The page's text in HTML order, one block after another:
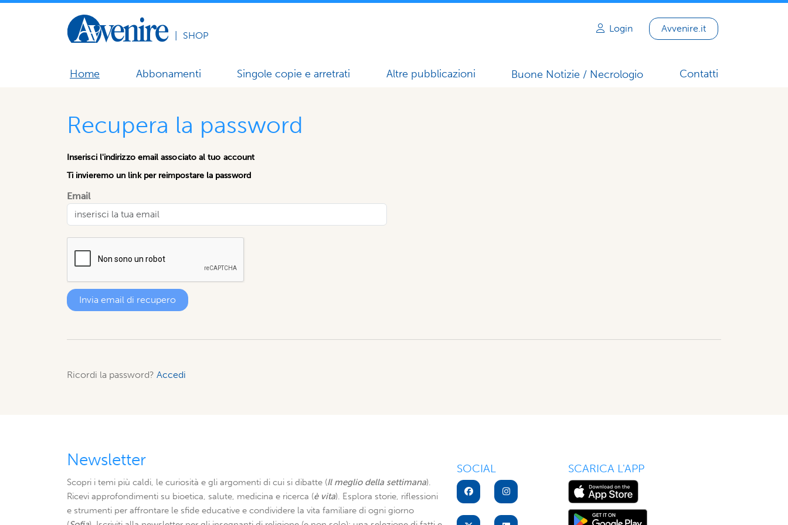
SHOP
Login Avvenire.it
Home Abbonamenti Singole copie e arretrati Altre pubblicazioni Buone Notizie / Necrologio Contatti
Recupera la password
Inserisci l'indirizzo email associato al tuo account
Ti invieremo un link per reimpostare la password
Email
Ricordi la password? Accedi
Newsletter
Scopri i temi più caldi, le curiosità e gli argomenti di cui si dibatte (Il meglio della settimana).
Ricevi approfondimenti su bioetica, salute, medicina e ricerca (è vita). Esplora storie, riflessioni
e strumenti per affrontare le sfide educative e condividere la vita familiare di ogni giorno
SOCIAL SCARICA L'APP